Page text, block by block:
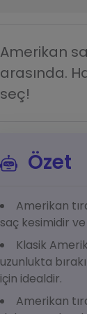
Amerikan
arasında.
seç!
Özet
Amerikan
saç kesimidir
Klasik
uzunlukta
için idealdir.
Amerikan